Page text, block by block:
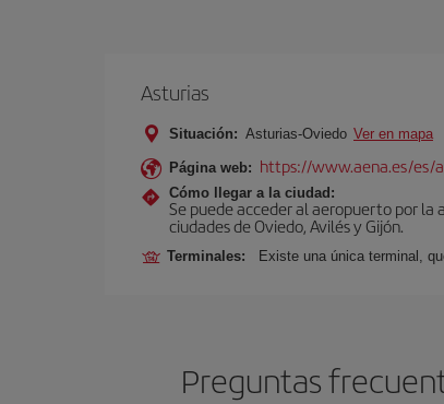
Asturias
Situación: Asturias-Oviedo Ver en mapa
Página web: https://www.aena.es/es/
Cómo llegar a la ciudad:
Se puede acceder al aeropuerto por
ciudades de Oviedo, Avilés y Gijón.
Terminales: Existe una única terminal,
Preguntas